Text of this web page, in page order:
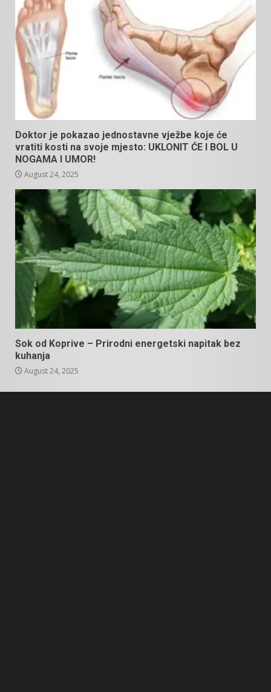
Doktor je pokazao jednostavne vježbe koje će
vratiti kosti na svoje mjesto: UKLONIT ĆE I BOL U
NOGAMA I UMOR!
August 24, 2025
Sok od Koprive – Prirodni energetski napitak bez
kuhanja
August 24, 2025